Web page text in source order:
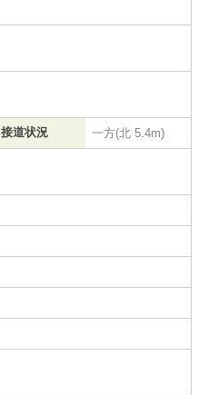
接道状況 一方(北 5.4m)